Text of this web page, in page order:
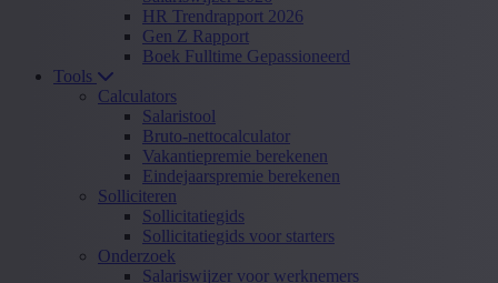
HR Trendrapport 2026
Gen Z Rapport
Boek Fulltime Gepassioneerd
Tools
Calculators
Salaristool
Bruto-nettocalculator
Vakantiepremie berekenen
Eindejaarspremie berekenen
Solliciteren
Sollicitatiegids
Sollicitatiegids voor starters
Onderzoek
Salariswijzer voor werknemers